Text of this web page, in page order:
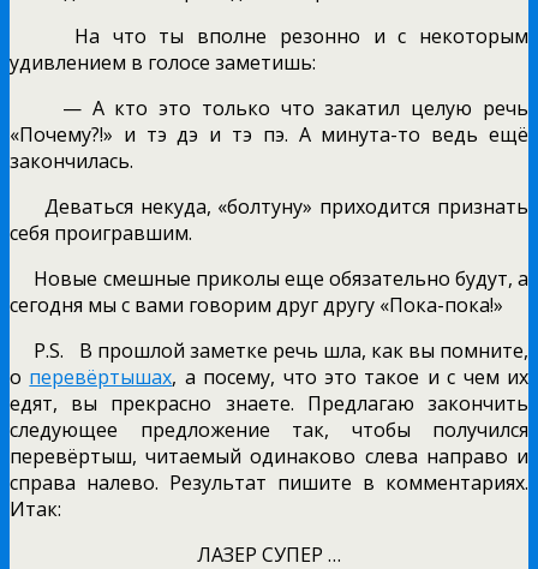
На что ты вполне резонно и с некоторым
удивлением в голосе заметишь:
— А кто это только что закатил целую речь
«Почему?!» и тэ дэ и тэ пэ. А минута-то ведь ещё
закончилась.
Деваться некуда, «болтуну» приходится признать
себя проигравшим.
Новые смешные приколы еще обязательно будут, а
сегодня мы с вами говорим друг другу «Пока-пока!»
P.S. В прошлой заметке речь шла, как вы помните,
о перевёртышах, а посему, что это такое и с чем их
едят, вы прекрасно знаете. Предлагаю закончить
следующее предложение так, чтобы получился
перевёртыш, читаемый одинаково слева направо и
справа налево. Результат пишите в комментариях.
Итак:
ЛАЗЕР СУПЕР …